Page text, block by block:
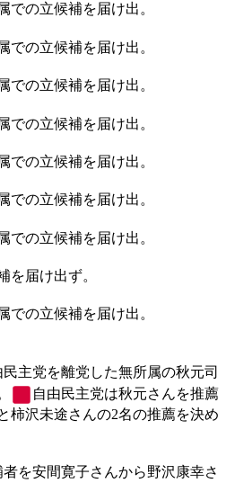
での立候補を届け出。
での立候補を届け出。
での立候補を届け出。
での立候補を届け出。
での立候補を届け出。
での立候補を届け出。
での立候補を届け出。
を届け出ず。
での立候補を届け出。
民主党を離党した無所属の秋元司
自由民主党は秋元さんを推薦
柿沢未途さんの2名の推薦を決め
者を安間寛子さんから野沢康幸さ